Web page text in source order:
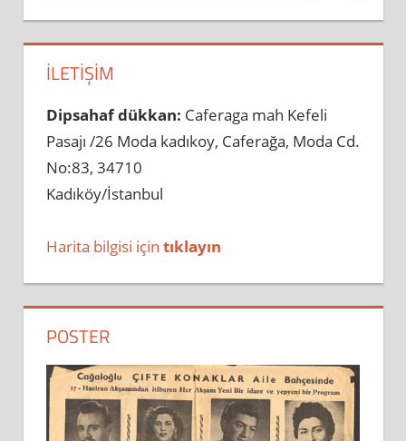
İLETIŞIM
Dipsahaf dükkan: Caferaga mah Kefeli
Pasajı /26 Moda kadıkoy, Caferağa, Moda Cd.
No:83, 34710
Kadıköy/İstanbul
Harita bilgisi için tıklayın
POSTER